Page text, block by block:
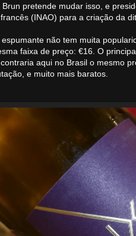
pretende mudar isso, e
(INAO) para a criação da
não tem muita
faixa de preço: €16. O
aqui no Brasil o mesmo
e muito mais baratos.